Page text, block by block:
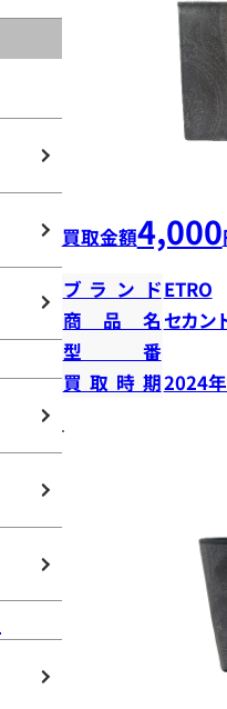
買取金額4,000
ブランドETRO
商品名 セカン
型番
買取時期2024